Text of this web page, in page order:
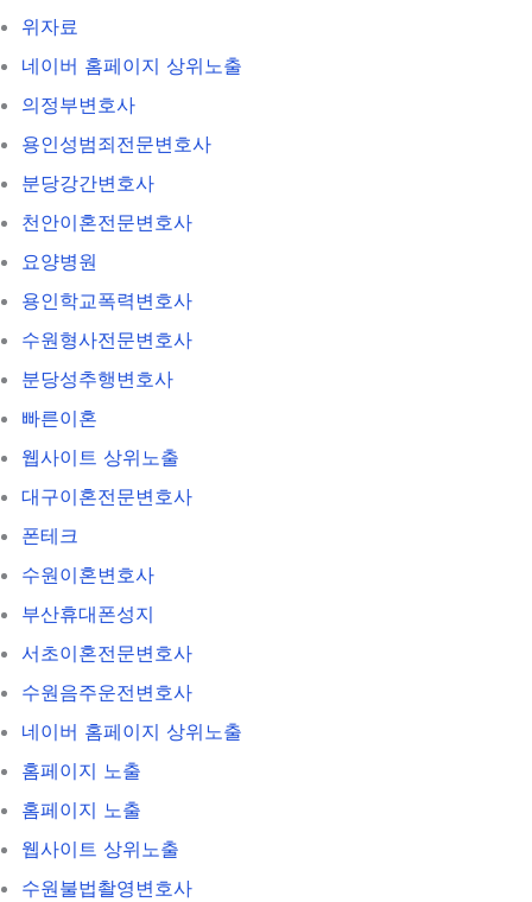
위자료
네이버 홈페이지 상위노출
의정부변호사
용인성범죄전문변호사
분당강간변호사
천안이혼전문변호사
요양병원
용인학교폭력변호사
수원형사전문변호사
분당성추행변호사
빠른이혼
웹사이트 상위노출
대구이혼전문변호사
폰테크
수원이혼변호사
부산휴대폰성지
서초이혼전문변호사
수원음주운전변호사
네이버 홈페이지 상위노출
홈페이지 노출
홈페이지 노출
웹사이트 상위노출
수원불법촬영변호사